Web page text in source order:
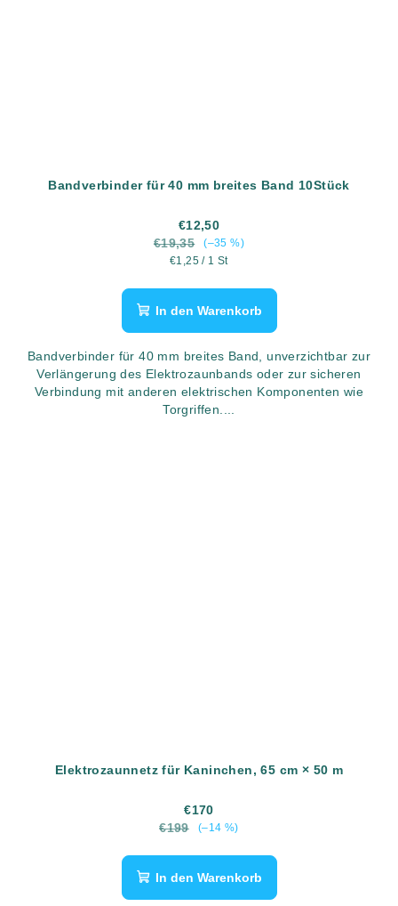
Bandverbinder für 40 mm breites Band 10Stück
€12,50
€19,35
(–35 %)
Verkaufspreis:
€1,25 / 1 St
In den Warenkorb
Bandverbinder für 40 mm breites Band, unverzichtbar zur
Verlängerung des Elektrozaunbands oder zur sicheren
Verbindung mit anderen elektrischen Komponenten wie
Torgriffen....
Elektrozaunnetz für Kaninchen, 65 cm × 50 m
€170
€199
(–14 %)
In den Warenkorb